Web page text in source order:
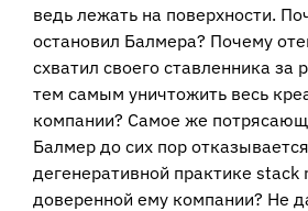
ведь лежать на поверхности.
остановил Балмера? Почему
схватил своего ставленника за
тем самым уничтожить весь
компании? Самое же
Балмер до сих пор
дегенеративной практике stack
доверенной ему компании? Не